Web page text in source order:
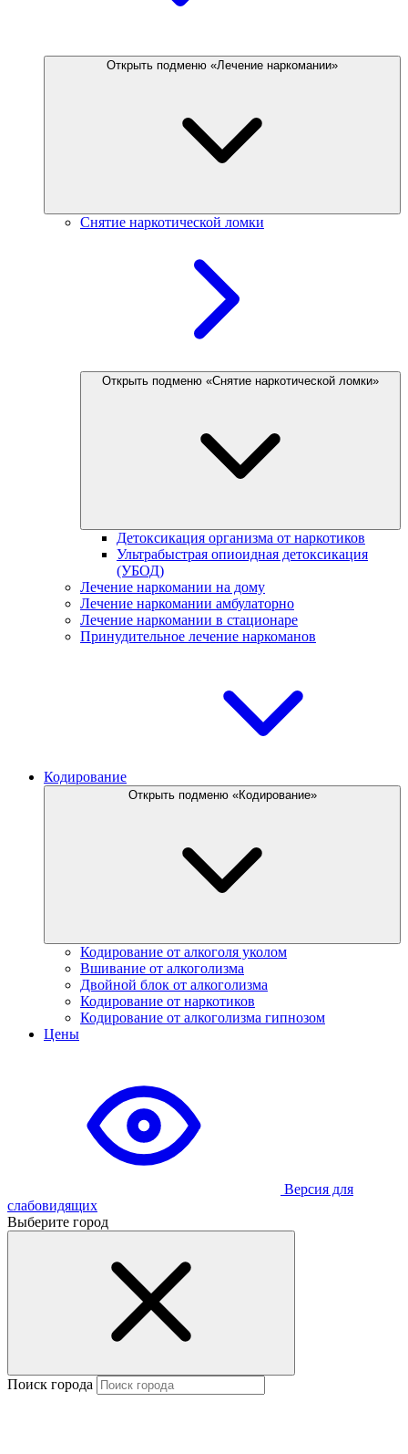
Открыть подменю «Лечение наркомании»
Снятие наркотической ломки
Открыть подменю «Снятие наркотической ломки»
Детоксикация организма от наркотиков
Ультрабыстрая опиоидная детоксикация
(УБОД)
Лечение наркомании на дому
Лечение наркомании амбулаторно
Лечение наркомании в стационаре
Принудительное лечение наркоманов
Кодирование
Открыть подменю «Кодирование»
Кодирование от алкоголя уколом
Вшивание от алкоголизма
Двойной блок от алкоголизма
Кодирование от наркотиков
Кодирование от алкоголизма гипнозом
Цены
Версия для
слабовидящих
Выберите город
Поиск города